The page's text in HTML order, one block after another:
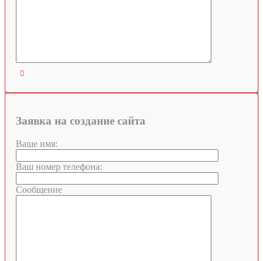

Заявка на создание сайта
Ваше имя:
Ваш номер телефона:
Сообщение